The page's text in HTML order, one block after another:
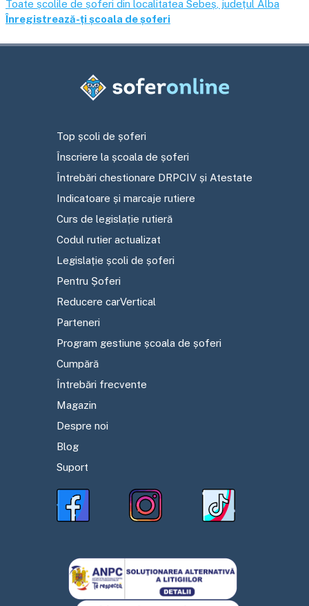
Toate școlile de șoferi din localitatea Sebeș , județul Alba
Înregistrează-ți școala de șoferi
Top școli de șoferi
Înscriere la școala de șoferi
Întrebări chestionare DRPCIV și Atestate
Indicatoare și marcaje rutiere
Curs de legislație rutieră
Codul rutier actualizat
Legislație școli de șoferi
Pentru Șoferi
Reducere carVertical
Parteneri
Program gestiune școala de șoferi
Cumpără
Întrebări frecvente
Magazin
Despre noi
Blog
Suport